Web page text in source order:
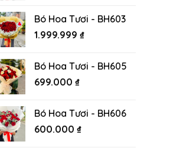
Bó Hoa Tươi - BH603
1.999.999 ₫
Bó Hoa Tươi - BH605
699.000 ₫
Bó Hoa Tươi - BH606
600.000 ₫